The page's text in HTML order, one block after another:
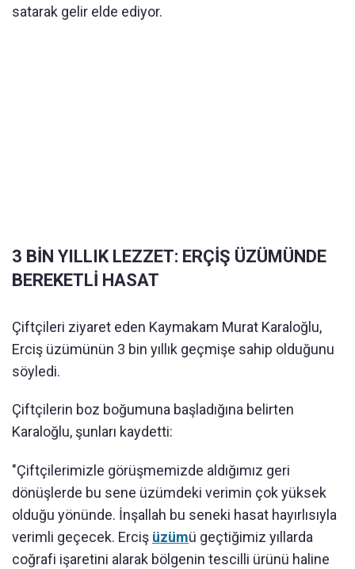
satarak gelir elde ediyor.
3 BİN YILLIK LEZZET: ERÇİŞ ÜZÜMÜNDE
BEREKETLİ HASAT
Çiftçileri ziyaret eden Kaymakam Murat Karaloğlu,
Erciş üzümünün 3 bin yıllık geçmişe sahip olduğunu
söyledi.
Çiftçilerin boz boğumuna başladığına belirten
Karaloğlu, şunları kaydetti:
"Çiftçilerimizle görüşmemizde aldığımız geri
dönüşlerde bu sene üzümdeki verimin çok yüksek
olduğu yönünde. İnşallah bu seneki hasat hayırlısıyla
verimli geçecek. Erciş üzümü geçtiğimiz yıllarda
coğrafi işaretini alarak bölgenin tescilli ürünü haline